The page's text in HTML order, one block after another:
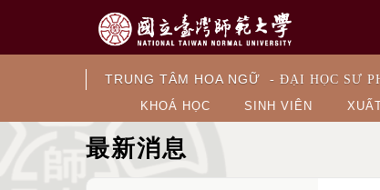
TRUNG TÂM HOA NGỮ - ĐẠI HỌC SƯ
KHOÁ HỌC SINH VIÊN
最新消息